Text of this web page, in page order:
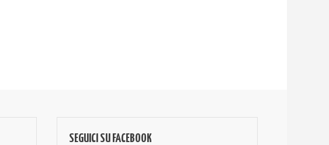
SEGUICI SU FACEBOOK